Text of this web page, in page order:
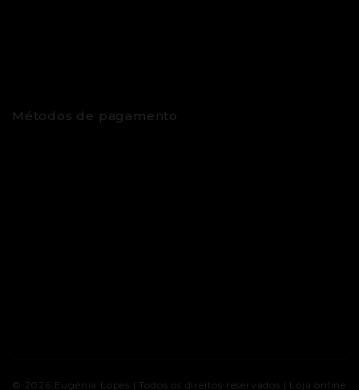
Métodos de pagamento
© 2026 Eugénia Lopes | Todos os direitos reservados | Loja online